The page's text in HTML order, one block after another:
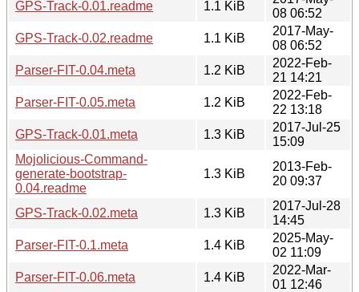
GPS-Track-0.01.readme
1.1 KiB
08 06:52
GPS-Track-0.02.readme
1.1 KiB
2017-May-
08 06:52
Parser-FIT-0.04.meta
1.2 KiB
2022-Feb-
21 14:21
Parser-FIT-0.05.meta
1.2 KiB
2022-Feb-
22 13:18
GPS-Track-0.01.meta
1.3 KiB
2017-Jul-25
15:09
Mojolicious-Command-
generate-bootstrap-
0.04.readme
1.3 KiB
2013-Feb-
20 09:37
GPS-Track-0.02.meta 1.3 KiB
2017-Jul-28
14:45
Parser-FIT-0.1.meta
1.4 KiB
2025-May-
02 11:09
Parser-FIT-0.06.meta
1.4 KiB
2022-Mar-
01 12:46